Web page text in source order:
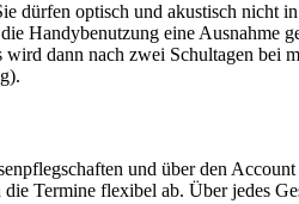
dürfen optisch und akustisch nicht
Handybenutzung eine Ausnahme
dann nach zwei Schultagen bei
und über den Account
Termine flexibel ab. Über jedes